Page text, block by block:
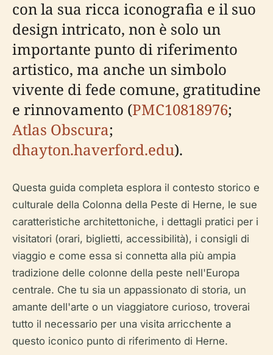
con la sua ricca iconografia e il suo
design intricato, non è solo un
importante punto di riferimento
artistico, ma anche un simbolo
vivente di fede comune, gratitudine
e rinnovamento (PMC10818976;
Atlas Obscura;
dhayton.haverford.edu).
Questa guida completa esplora il contesto storico e
culturale della Colonna della Peste di Herne, le sue
caratteristiche architettoniche, i dettagli pratici per i
visitatori (orari, biglietti, accessibilità), i consigli di
viaggio e come essa si connetta alla più ampia
tradizione delle colonne della peste nell'Europa
centrale. Che tu sia un appassionato di storia, un
amante dell'arte o un viaggiatore curioso, troverai
tutto il necessario per una visita arricchente a
questo iconico punto di riferimento di Herne.